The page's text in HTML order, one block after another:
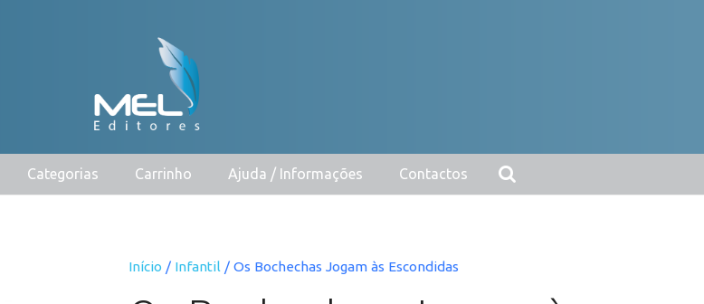
Categorias Carrinho Ajuda / Informações Contactos
Início / Infantil / Os Bochechas Jogam às Escondidas